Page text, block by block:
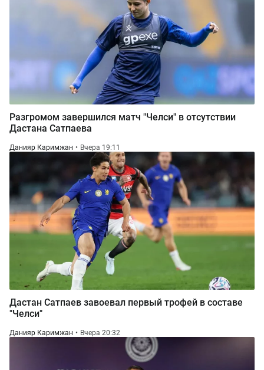
Разгромом завершился матч "Челси" в отсутствии
Дастана Сатпаева
Данияр Каримжан Вчера 19:11
Дастан Сатпаев завоевал первый трофей в составе
"Челси"
Данияр Каримжан Вчера 20:32